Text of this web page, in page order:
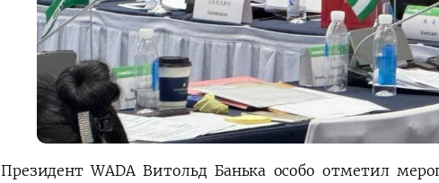
Президент WADA Витольд Банька особо отметил